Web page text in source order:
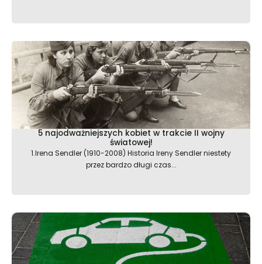
5 najodważniejszych kobiet w trakcie II wojny
światowej!
1.Irena Sendler (1910-2008) Historia Ireny Sendler niestety
przez bardzo długi czas...